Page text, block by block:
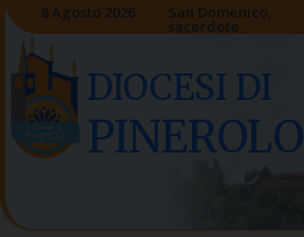
Skip
content DIOCESI DI
PINEROLO
8 Agosto 2026 San Domenico,
sacerdote